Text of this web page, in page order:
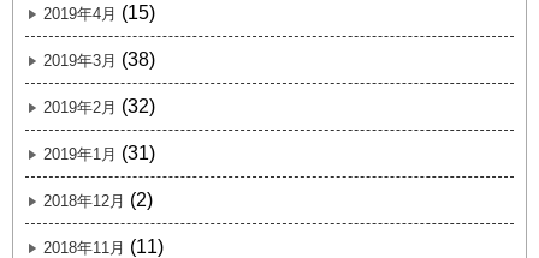
2019年4月 (15)
2019年3月 (38)
2019年2月 (32)
2019年1月 (31)
2018年12月 (2)
2018年11月 (11)